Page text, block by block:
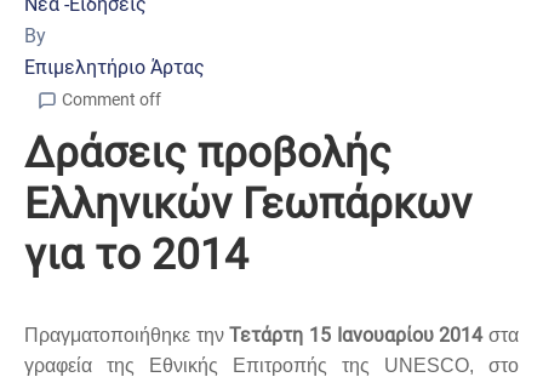
By
Επιμελητήριο Άρτας
Comment off
Δράσεις προβολής
Ελληνικών Γεωπάρκων
για το 2014
Πραγματοποιήθηκε τηνΤετάρτη 15 Ιανουαρίου 2014στα
γραφεία της Εθνικής Επιτροπής της UNESCO, στο